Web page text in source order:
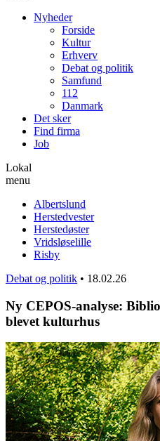
Nyheder
Forside
Kultur
Erhverv
Debat og politik
Samfund
112
Danmark
Det sker
Find firma
Job
Lokal
menu
Albertslund
Herstedvester
Herstedøster
Vridsløselille
Risby
Debat og politik • 18.02.26
Ny CEPOS-analyse:
blevet kulturhus